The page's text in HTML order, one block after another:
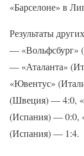
«Барселоне» в
Результаты
— «Вольфсбург»
— «Аталанта»
«Ювентус»
(Швеция) — 4:0,
(Испания) — 0:0,
(Испания) — 1:4.